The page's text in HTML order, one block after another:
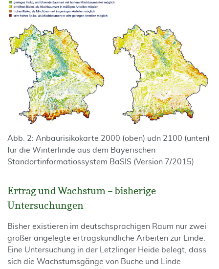
Abb. 2: Anbaurisikokarte 2000 (oben) udn 2100 (unten)
für die Winterlinde aus dem Bayerischen
Standortinformatiossystem BaSIS (Version 7/2015)
Ertrag und Wachstum – bisherige
Untersuchungen
Bisher existieren im deutschsprachigen Raum nur zwei
größer angelegte ertragskundliche Arbeiten zur Linde.
Eine Untersuchung in der Letzlinger Heide belegt, dass
sich die Wachstumsgänge von Buche und Linde